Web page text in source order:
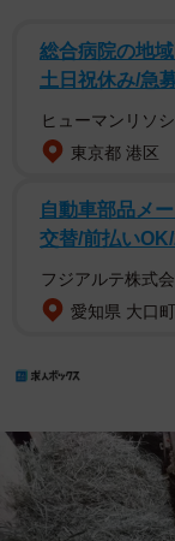
総合病院の地
土日祝休み/急
ヒューマンリソ
東京都 港区
自動車部品メ
交替/前払い
フジアルテ株式
愛知県 大口町